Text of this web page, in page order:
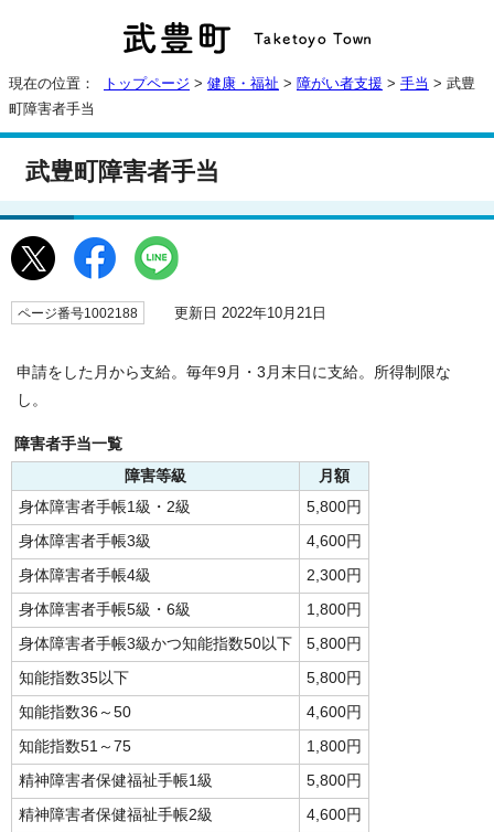
現在の位置： トップページ > 健康・福祉 > 障がい者支援 > 手当 > 武豊
町障害者手当
武豊町障害者手当
ページ番号1002188 更新日 2022年10月21日
申請をした月から支給。毎年9月・3月末日に支給。所得制限な
し。
障害者手当一覧
障害等級
月額
身体障害者手帳1級・2級
5,800円
身体障害者手帳3級 4,600円
身体障害者手帳4級 2,300円
身体障害者手帳5級・6級 1,800円
身体障害者手帳3級かつ知能指数50以下 5,800円
知能指数35以下 5,800円
知能指数36～50 4,600円
知能指数51～75 1,800円
精神障害者保健福祉手帳1級 5,800円
精神障害者保健福祉手帳2級 4,600円